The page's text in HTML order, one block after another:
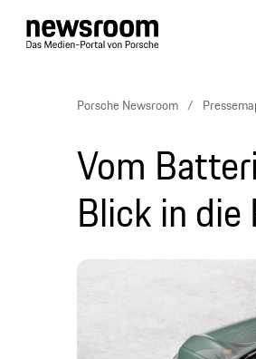
Porsche Newsroom
Vom
Blick in die